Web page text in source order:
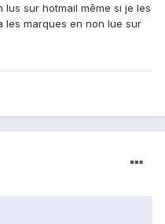
sur hotmail même si je les
les marques en non lue sur